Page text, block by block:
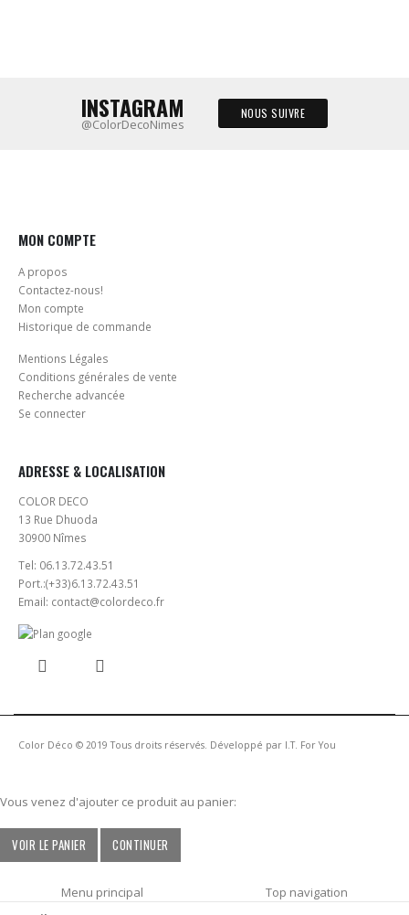
INSTAGRAM
@ColorDecoNimes
NOUS SUIVRE
MON COMPTE
A propos
Contactez-nous!
Mon compte
Historique de commande
Mentions Légales
Conditions générales de vente
Recherche advancée
Se connecter
ADRESSE & LOCALISATION
COLOR DECO
13 Rue Dhuoda
30900 Nîmes
Tel: 06.13.72.43.51
Port.:(+33)6.13.72.43.51
Email: contact@colordeco.fr
Color Déco © 2019 Tous droits réservés. Développé par I.T. For You
Vous venez d'ajouter ce produit au panier:
VOIR LE PANIER CONTINUER
Menu principal Top navigation